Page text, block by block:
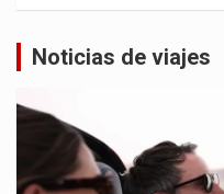
Noticias de viajes